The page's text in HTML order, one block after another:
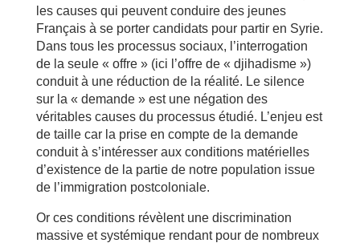
les causes qui peuvent conduire des jeunes
Français à se porter candidats pour partir en Syrie.
Dans tous les processus sociaux, l’interrogation
de la seule « offre » (ici l’offre de « djihadisme »)
conduit à une réduction de la réalité. Le silence
sur la « demande » est une négation des
véritables causes du processus étudié. L’enjeu est
de taille car la prise en compte de la demande
conduit à s’intéresser aux conditions matérielles
d’existence de la partie de notre population issue
de l’immigration postcoloniale.
Or ces conditions révèlent une discrimination
massive et systémique rendant pour de nombreux